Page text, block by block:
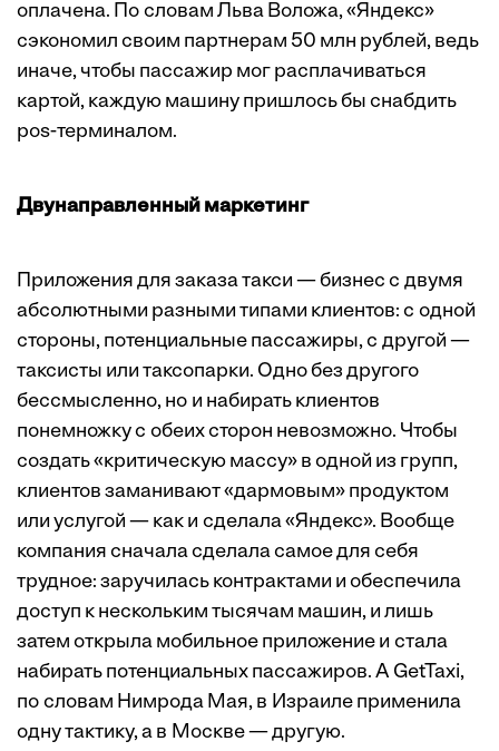
оплачена. По словам Льва Воложа, «Яндекс»
сэкономил своим партнерам 50 млн рублей, ведь
иначе, чтобы пассажир мог расплачиваться
картой, каждую машину пришлось бы снабдить
pos-терминалом.
Двунаправленный маркетинг
Приложения для заказа такси — бизнес с двумя
абсолютными разными типами клиентов: с одной
стороны, потенциальные пассажиры, с другой —
таксисты или таксопарки. Одно без другого
бессмысленно, но и набирать клиентов
понемножку с обеих сторон невозможно. Чтобы
создать «критическую массу» в одной из групп,
клиентов заманивают «дармовым» продуктом
или услугой — как и сделала «Яндекс». Вообще
компания сначала сделала самое для себя
трудное: заручилась контрактами и обеспечила
доступ к нескольким тысячам машин, и лишь
затем открыла мобильное приложение и стала
набирать потенциальных пассажиров. А GetTaxi,
по словам Нимрода Мая, в Израиле применила
одну тактику, а в Москве — другую.